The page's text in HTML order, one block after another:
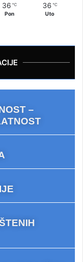
36 ℃
Pon
36 ℃
Uto
–